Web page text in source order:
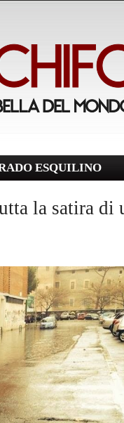
ESQUILINO
la satira di